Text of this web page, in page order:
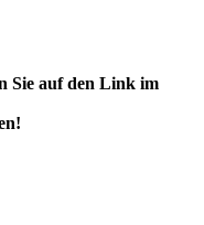
Sie auf den Link im